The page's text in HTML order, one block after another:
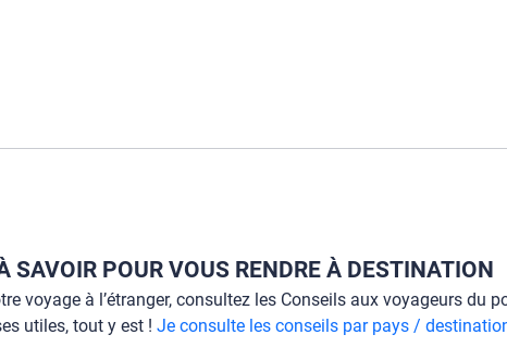
SAVOIR POUR VOUS RENDRE À DESTINATION
voyage à l’étranger, consultez les Conseils aux voyageurs du
utiles, tout y est ! Je consulte les conseils par pays /